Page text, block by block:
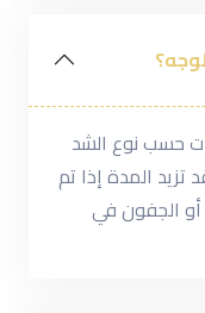
بين 2 إلى 4 ساعات حسب نوع الشد
المدة إذا تم
أو الجفون في